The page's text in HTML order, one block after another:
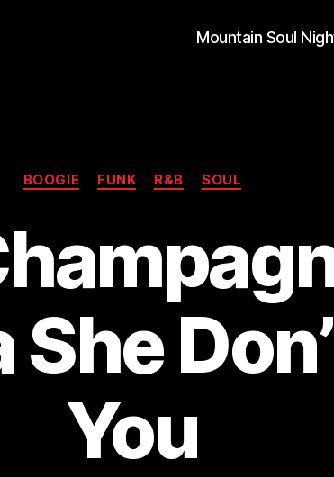
Mountain Soul
Kategorien
BOOGIE FUNK R&B SOUL
She
You